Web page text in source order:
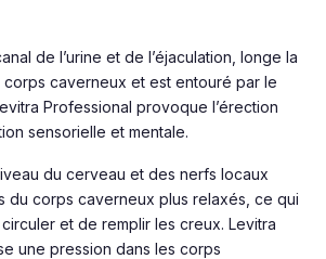
de l’urine et de l’éjaculation, longe la
caverneux et est entouré par le
Professional provoque l’érection
sensorielle et mentale.
du cerveau et des nerfs locaux
du corps caverneux plus relaxés, ce qui
et de remplir les creux. Levitra
une pression dans les corps